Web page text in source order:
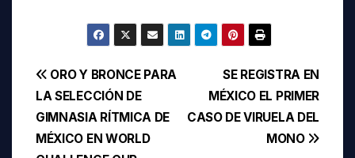
Navegación
de
entradas
SE REGISTRA EN
MÉXICO EL PRIMER
CASO DE VIRUELA DEL
MONO
ORO Y BRONCE PARA
LA SELECCIÓN DE
GIMNASIA RÍTMICA DE
MÉXICO EN WORLD